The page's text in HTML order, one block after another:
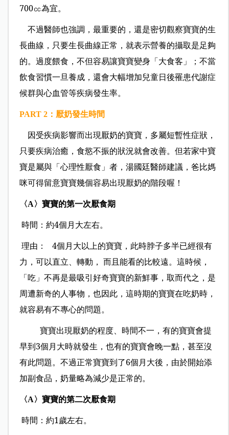
700㏄為宜。
不過醫師也強調，最重要的，還是密切觀察寶寶的生
長曲線，只要生長曲線正常，就表示營養的攝取是足夠
的。 過度餵食，不但容易讓寶寶變身「大食客」；不當
飲食習慣一旦養成，還會大幅增加兒童日後罹患代謝症
候群與心血管等疾病發生率。
PART 2：厭奶發生時間
因受疾病影響而出現厭奶的寶寶，多屬短暫性症狀，
只要疾病治癒，食慾不振的狀況就會改善。但若家中寶
寶是屬與「心理性厭食」者，湯國廷醫師建議，爸比媽
咪可得留意寶寶幾個容易出現厭奶的階段喔！
〈A〉寶寶的第一次厭食期
時間：約4個月大左右。
理由： 4個月大以上的寶寶，此時脖子多半已經很有
力，可以直立、轉動， 而且能看的比較遠。這時候，
「吃」不再是最吸引好奇寶寶的新鮮事，取而代之，是
周遭新奇的人事物，也因此，這時期的寶寶在吃奶時，
就容易有不專心的問題。
寶寶出現厭奶的程度、時間不一，有的寶寶會提
早到3個月大時就發生，也有的寶寶會晚一點，甚至沒
有此問題。不過正常寶寶到了6個月大後，由於開始添
加副食品，奶量略為減少是正常的。
〈A〉寶寶的第二次厭食期
時間：約1歲左右。